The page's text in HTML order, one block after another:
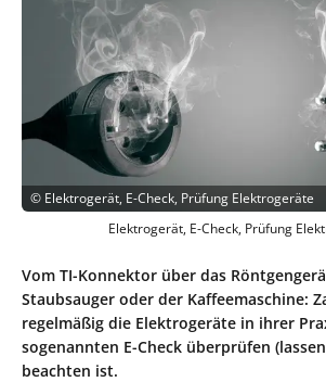
© Elektrogerät, E-Check, Prüfung Elektrogeräte
Elektrogerät, E-Check, Prüfung
Vom TI-Konnektor über das
Staubsauger oder der Kaffeemaschine:
regelmäßig die Elektrogeräte in ihrer
sogenannten E-Check überprüfen
beachten ist.